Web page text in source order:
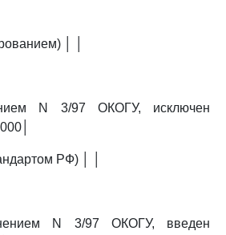
│ │
N 3/97 ОКОГУ, исключен
РФ) │ │
N 3/97 ОКОГУ, введен